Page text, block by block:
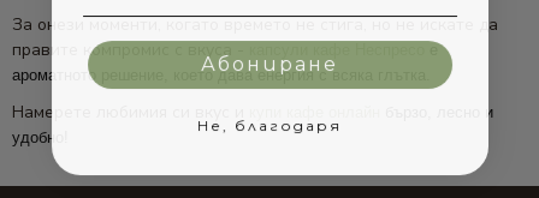
За онези моменти, когато времето не стига, но не искате да
правите компромис с вкуса -
ароматното решение, което дава енергия с всяка глътка.
Намерете любимия си вкус и
бързо, лесно и
удобно!
Абониране
Не, благодаря